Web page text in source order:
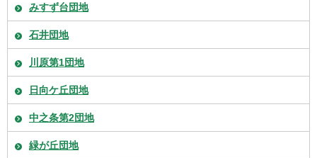
みすず台団地
石井団地
川原第1団地
日向ケ丘団地
中之条第2団地
緑が丘団地